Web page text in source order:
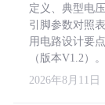
定义、典型电
引脚参数对照
用电路设计要
（版本V1.2）。
2026年8月11日